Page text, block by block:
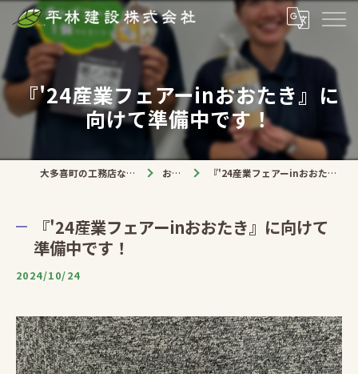
『'24産業フェアーinおおたき』に
向けて準備中です！
大多喜町の工務店なら平林建設株式会社 お知らせ 『'24産業フェアーinおおたき』に向けて準備中です！
『'24産業フェアーinおおたき』に向けて
準備中です！
2024/10/24